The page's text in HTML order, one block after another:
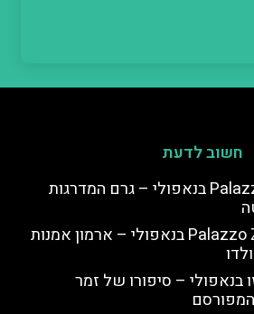
חשוב לדעת
Palazzo dello Spagnolo בנאפולי – גרם המדרגות
Palazzo Zevallos Stigliano בנאפולי – ארמון אמנות
בנאפולי – סיפורו של זמר